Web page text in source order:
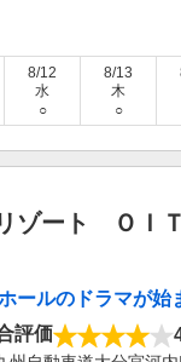
8/12
水
○
8/13
木
○
リゾート ＯＩ
ールのドラマが
評価